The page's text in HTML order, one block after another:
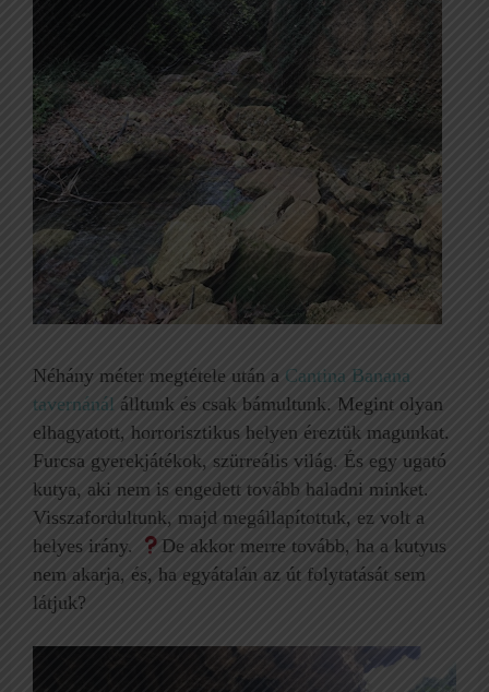
Néhány méter megtétele után a Cantina Banana
tavernánál álltunk és csak bámultunk. Megint olyan
elhagyatott, horrorisztikus helyen éreztük magunkat.
Furcsa gyerekjátékok, szürreális világ. És egy ugató
kutya, aki nem is engedett tovább haladni minket.
Visszafordultunk, majd megállapítottuk, ez volt a
helyes irány.
De akkor merre tovább, ha a kutyus
nem akarja, és, ha egyátalán az út folytatását sem
látjuk?